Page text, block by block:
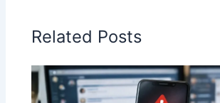
Related Posts